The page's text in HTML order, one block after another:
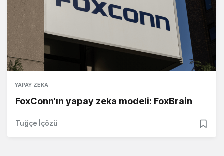
YAPAY ZEKA
FoxConn'ın yapay zeka modeli: FoxBrain
Tuğçe İçözü